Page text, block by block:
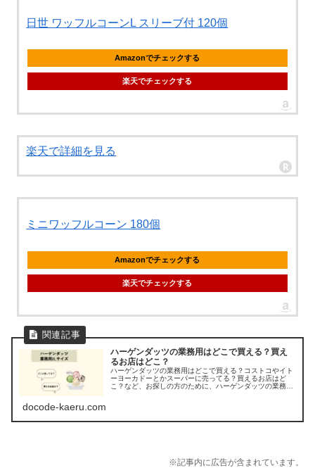
日世 ワッフルコーンL スリーブ付 120個
Amazonでチェックする
楽天でチェックする
楽天で詳細を見る
ミニワッフルコーン 180個
Amazonでチェックする
楽天でチェックする
ハーゲンダッツの業務用はどこで買える？買え
るお店はどこ？
ハーゲンダッツの業務用はどこで買える？コストコやイト
ーヨーカドーとかスーパーに売ってる？買えるお店はど
こ？など、お探しの方のために、ハーゲンダッツの業務用
docode-kaeru.com
※記事内に広告が含まれています。